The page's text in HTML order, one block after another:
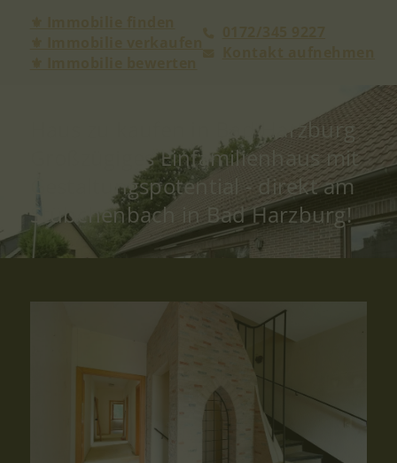
Haus zu kaufen in Bad Harzburg
Großzügiges Einfamilienhaus mit
Gestaltungspotential - direkt am
Stübchenbach in Bad Harzburg!